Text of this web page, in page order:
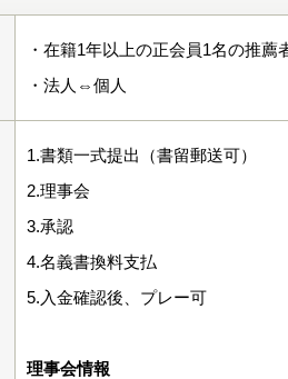
・在籍1年以上の正会員1名の推薦
・法人⇔個人
1.書類一式提出（書留郵送可）
2.理事会
3.承認
4.名義書換料支払
5.入金確認後、プレー可
理事会情報